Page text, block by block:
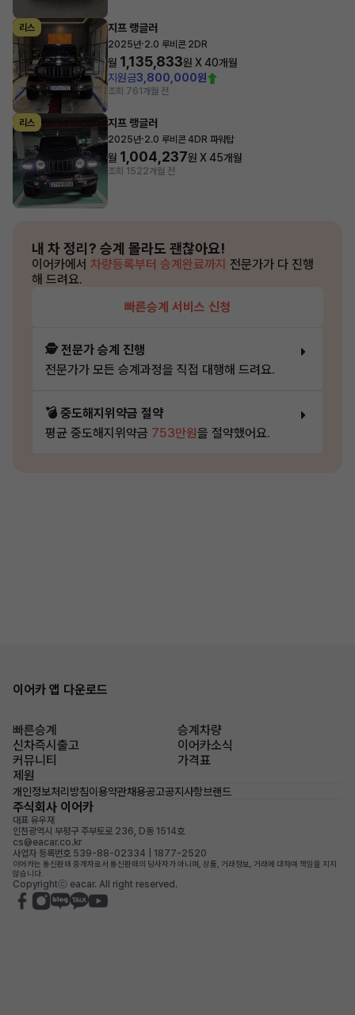
리스 지프 랭글러
2025년·2.0 루비콘 2DR
월 1,135,833원 X40개월
지원금3,800,000원
조회 761개월 전
리스 지프 랭글러
2025년·2.0 루비콘 4DR 파워탑
월 1,004,237원 X45개월
조회 1522개월 전
내 차 정리? 승계 몰라도 괜찮아요!
이어카에서 차량등록부터 승계완료까지 전문가가 다 진행
해 드려요.
빠른승계 서비스 신청
🕵️ 전문가 승계 진행
전문가가 모든 승계과정을 직접 대행해 드려요.
💣 중도해지위약금 절약
평균 중도해지위약금 753만원을 절약했어요.
이어카 앱 다운로드
빠른승계
승계차량
신차즉시출고
이어카소식
커뮤니티
가격표
제원
개인정보처리방침이용약관채용공고공지사항브랜드
주식회사 이어카
대표 유우재
인천광역시 부평구 주부토로 236, D동 1514호
cs@eacar.co.kr
사업자 등록번호 539-88-02334 | 1877-2520
이어카는 통신판매 중개자로서 통신판매의 당사자가 아니며, 상품, 거래정보, 거래에 대하여 책임을 지지
않습니다.
Copyrightⓒ eacar. All right reserved.